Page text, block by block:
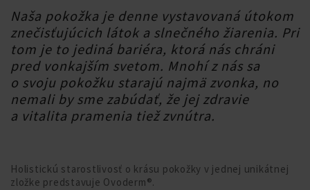
Naša pokožka je denne vystavovaná útokom
znečisťujúcich látok a slnečného žiarenia. Pri
tom je to jediná bariéra, ktorá nás chráni
pred vonkajším svetom. Mnohí z nás sa
o svoju pokožku starajú najmä zvonka, no
nemali by sme zabúdať, že jej zdravie
a vitalita pramenia tiež zvnútra.
Holistickú starostlivosť o krásu pokožky v jednej unikátnej
zložke predstavuje Ovoderm®.